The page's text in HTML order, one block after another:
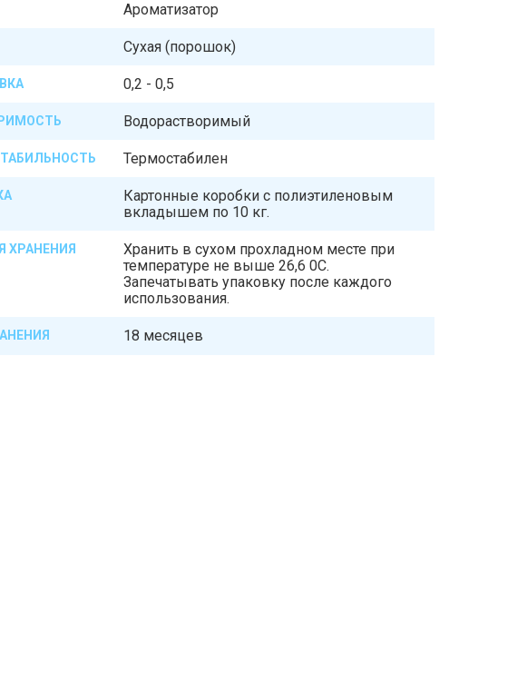
Ароматизатор
Сухая (порошок)
0,2 - 0,5
Водорастворимый
Термостабилен
Картонные коробки с полиэтиленовым
вкладышем по 10 кг.
ХРАНЕНИЯ
Хранить в сухом прохладном месте при
температуре не выше 26,6 0C.
Запечатывать упаковку после каждого
использования.
18 месяцев